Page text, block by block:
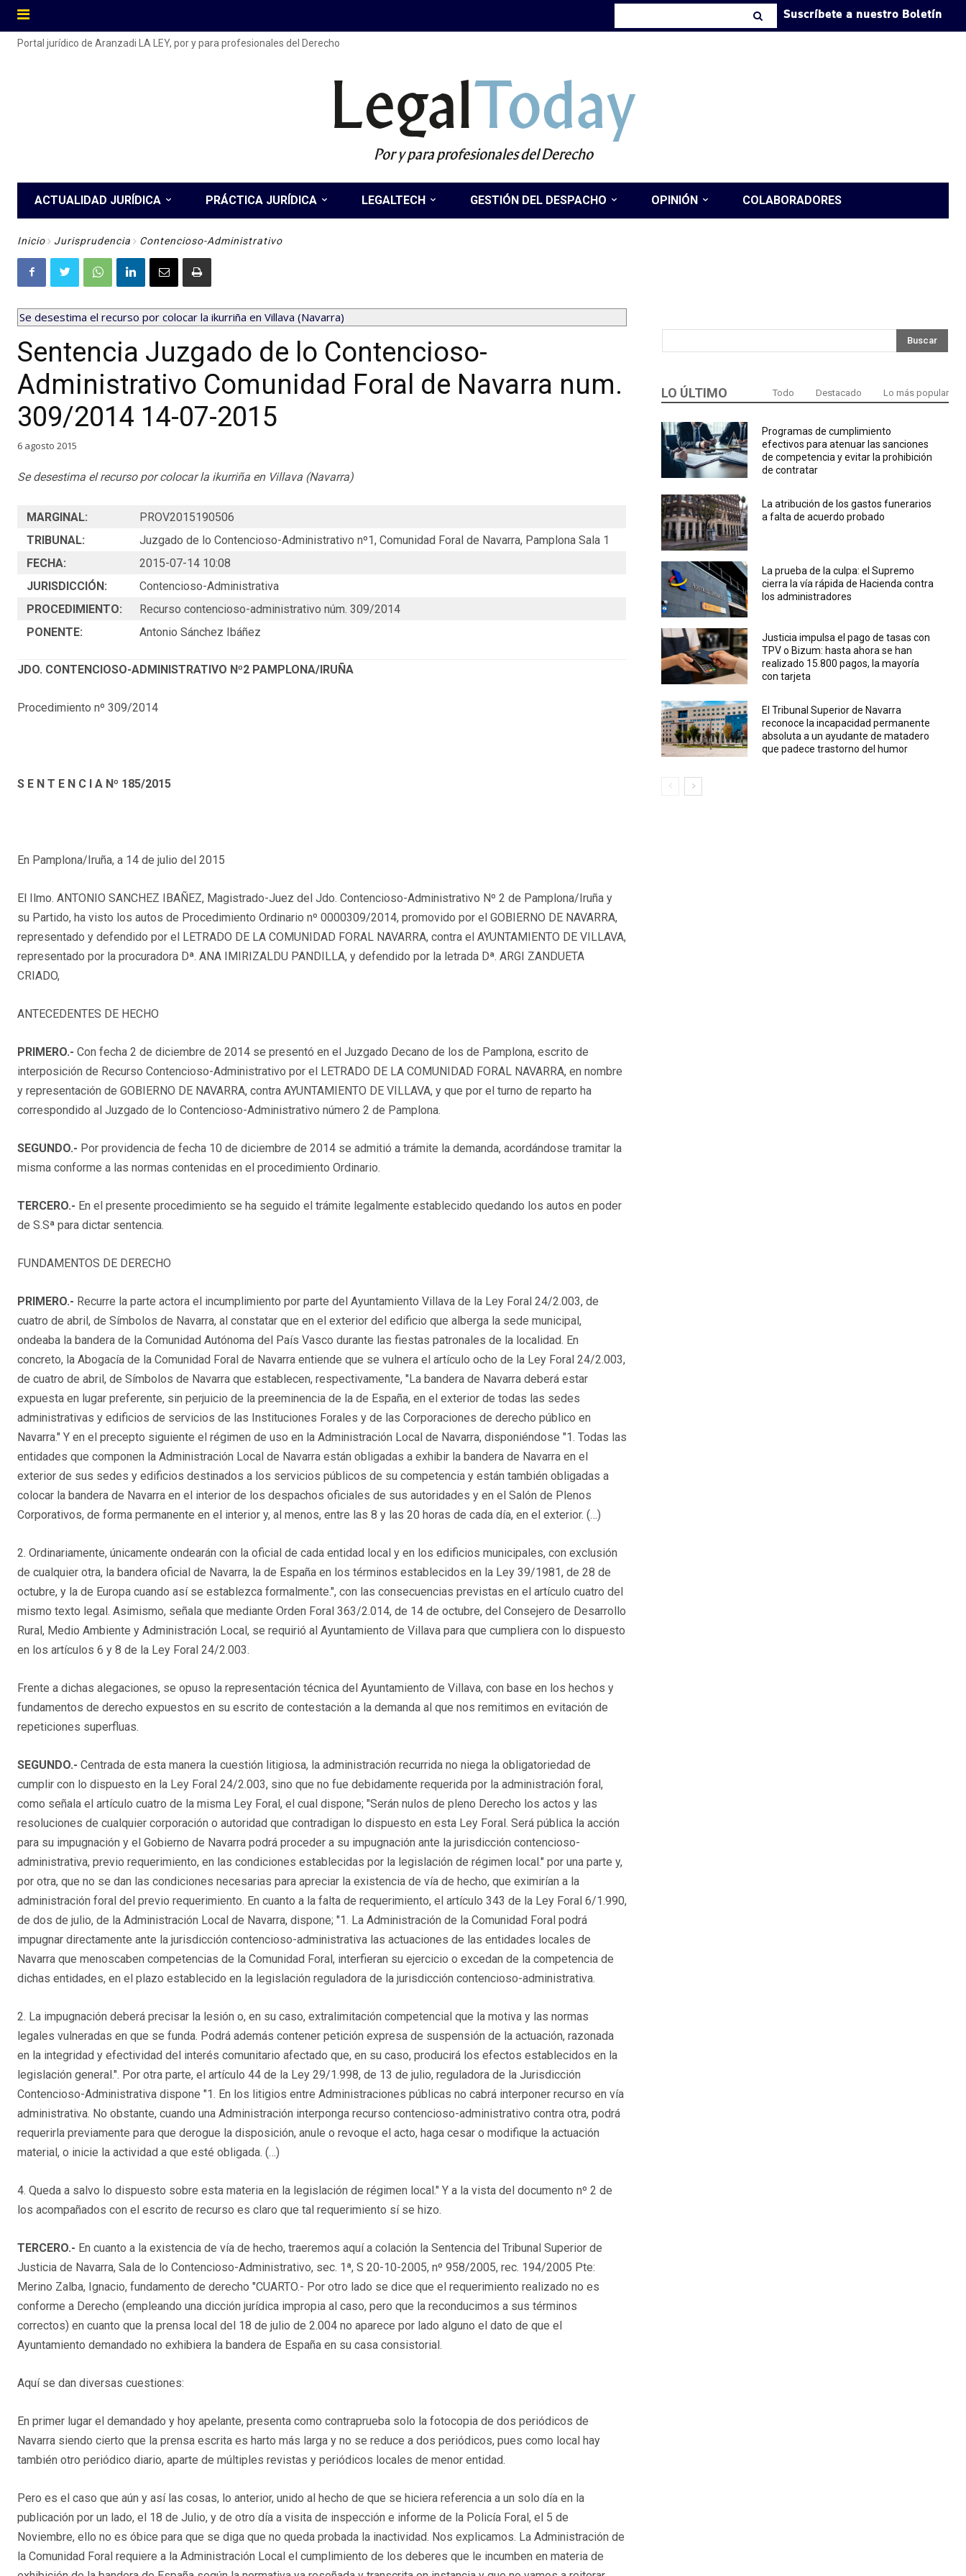
Suscríbete a nuestro Boletín
Portal jurídico de Aranzadi LA LEY, por y para profesionales del Derecho
LegalToday
Por y para profesionales del Derecho
ACTUALIDAD JURÍDICA PRÁCTICA JURÍDICA LEGALTECH GESTIÓN DEL DESPACHO OPINIÓN COLABORADORES
Inicio Jurisprudencia Contencioso-Administrativo
Se desestima el recurso por colocar la ikurriña en Villava (Navarra)
Sentencia Juzgado de lo Contencioso-
Administrativo Comunidad Foral de Navarra num.
309/2014 14-07-2015
6 agosto 2015
Se desestima el recurso por colocar la ikurriña en Villava (Navarra)
MARGINAL:
PROV2015190506
TRIBUNAL:
Juzgado de lo Contencioso-Administrativo nº1, Comunidad Foral de Navarra, Pamplona Sala 1
FECHA:
2015-07-14 10:08
JURISDICCIÓN:
Contencioso-Administrativa
PROCEDIMIENTO:
Recurso contencioso-administrativo núm. 309/2014
PONENTE:
Antonio Sánchez Ibáñez
JDO. CONTENCIOSO-ADMINISTRATIVO Nº2 PAMPLONA/IRUÑA
Procedimiento nº 309/2014
S E N T E N C I A Nº 185/2015
En Pamplona/Iruña, a 14 de julio del 2015
El Ilmo. ANTONIO SANCHEZ IBAÑEZ, Magistrado-Juez del Jdo. Contencioso-Administrativo Nº 2 de Pamplona/Iruña y
su Partido, ha visto los autos de Procedimiento Ordinario nº 0000309/2014, promovido por el GOBIERNO DE NAVARRA,
representado y defendido por el LETRADO DE LA COMUNIDAD FORAL NAVARRA, contra el AYUNTAMIENTO DE VILLAVA,
representado por la procuradora Dª. ANA IMIRIZALDU PANDILLA, y defendido por la letrada Dª. ARGI ZANDUETA
CRIADO,
ANTECEDENTES DE HECHO
PRIMERO.- Con fecha 2 de diciembre de 2014 se presentó en el Juzgado Decano de los de Pamplona, escrito de
interposición de Recurso Contencioso-Administrativo por el LETRADO DE LA COMUNIDAD FORAL NAVARRA, en nombre
y representación de GOBIERNO DE NAVARRA, contra AYUNTAMIENTO DE VILLAVA, y que por el turno de reparto ha
correspondido al Juzgado de lo Contencioso-Administrativo número 2 de Pamplona.
SEGUNDO.- Por providencia de fecha 10 de diciembre de 2014 se admitió a trámite la demanda, acordándose tramitar la
misma conforme a las normas contenidas en el procedimiento Ordinario.
TERCERO.- En el presente procedimiento se ha seguido el trámite legalmente establecido quedando los autos en poder
de S.Sª para dictar sentencia.
FUNDAMENTOS DE DERECHO
PRIMERO.- Recurre la parte actora el incumplimiento por parte del Ayuntamiento Villava de la Ley Foral 24/2.003, de
cuatro de abril, de Símbolos de Navarra, al constatar que en el exterior del edificio que alberga la sede municipal,
ondeaba la bandera de la Comunidad Autónoma del País Vasco durante las fiestas patronales de la localidad. En
concreto, la Abogacía de la Comunidad Foral de Navarra entiende que se vulnera el artículo ocho de la Ley Foral 24/2.003,
de cuatro de abril, de Símbolos de Navarra que establecen, respectivamente, "La bandera de Navarra deberá estar
expuesta en lugar preferente, sin perjuicio de la preeminencia de la de España, en el exterior de todas las sedes
administrativas y edificios de servicios de las Instituciones Forales y de las Corporaciones de derecho público en
Navarra." Y en el precepto siguiente el régimen de uso en la Administración Local de Navarra, disponiéndose "1. Todas las
entidades que componen la Administración Local de Navarra están obligadas a exhibir la bandera de Navarra en el
exterior de sus sedes y edificios destinados a los servicios públicos de su competencia y están también obligadas a
colocar la bandera de Navarra en el interior de los despachos oficiales de sus autoridades y en el Salón de Plenos
Corporativos, de forma permanente en el interior y, al menos, entre las 8 y las 20 horas de cada día, en el exterior. (…)
2. Ordinariamente, únicamente ondearán con la oficial de cada entidad local y en los edificios municipales, con exclusión
de cualquier otra, la bandera oficial de Navarra, la de España en los términos establecidos en la Ley 39/1981, de 28 de
octubre, y la de Europa cuando así se establezca formalmente.", con las consecuencias previstas en el artículo cuatro del
mismo texto legal. Asimismo, señala que mediante Orden Foral 363/2.014, de 14 de octubre, del Consejero de Desarrollo
Rural, Medio Ambiente y Administración Local, se requirió al Ayuntamiento de Villava para que cumpliera con lo dispuesto
en los artículos 6 y 8 de la Ley Foral 24/2.003.
Frente a dichas alegaciones, se opuso la representación técnica del Ayuntamiento de Villava, con base en los hechos y
fundamentos de derecho expuestos en su escrito de contestación a la demanda al que nos remitimos en evitación de
repeticiones superfluas.
SEGUNDO.- Centrada de esta manera la cuestión litigiosa, la administración recurrida no niega la obligatoriedad de
cumplir con lo dispuesto en la Ley Foral 24/2.003, sino que no fue debidamente requerida por la administración foral,
como señala el artículo cuatro de la misma Ley Foral, el cual dispone; "Serán nulos de pleno Derecho los actos y las
resoluciones de cualquier corporación o autoridad que contradigan lo dispuesto en esta Ley Foral. Será pública la acción
para su impugnación y el Gobierno de Navarra podrá proceder a su impugnación ante la jurisdicción contencioso-
administrativa, previo requerimiento, en las condiciones establecidas por la legislación de régimen local." por una parte y,
por otra, que no se dan las condiciones necesarias para apreciar la existencia de vía de hecho, que eximirían a la
administración foral del previo requerimiento. En cuanto a la falta de requerimiento, el artículo 343 de la Ley Foral 6/1.990,
de dos de julio, de la Administración Local de Navarra, dispone; "1. La Administración de la Comunidad Foral podrá
impugnar directamente ante la jurisdicción contencioso-administrativa las actuaciones de las entidades locales de
Navarra que menoscaben competencias de la Comunidad Foral, interfieran su ejercicio o excedan de la competencia de
dichas entidades, en el plazo establecido en la legislación reguladora de la jurisdicción contencioso-administrativa.
2. La impugnación deberá precisar la lesión o, en su caso, extralimitación competencial que la motiva y las normas
legales vulneradas en que se funda. Podrá además contener petición expresa de suspensión de la actuación, razonada
en la integridad y efectividad del interés comunitario afectado que, en su caso, producirá los efectos establecidos en la
legislación general.". Por otra parte, el artículo 44 de la Ley 29/1.998, de 13 de julio, reguladora de la Jurisdicción
Contencioso-Administrativa dispone "1. En los litigios entre Administraciones públicas no cabrá interponer recurso en vía
administrativa. No obstante, cuando una Administración interponga recurso contencioso-administrativo contra otra, podrá
requerirla previamente para que derogue la disposición, anule o revoque el acto, haga cesar o modifique la actuación
material, o inicie la actividad a que esté obligada. (…)
4. Queda a salvo lo dispuesto sobre esta materia en la legislación de régimen local." Y a la vista del documento nº 2 de
los acompañados con el escrito de recurso es claro que tal requerimiento sí se hizo.
TERCERO.- En cuanto a la existencia de vía de hecho, traeremos aquí a colación la Sentencia del Tribunal Superior de
Justicia de Navarra, Sala de lo Contencioso-Administrativo, sec. 1ª, S 20-10-2005, nº 958/2005, rec. 194/2005 Pte:
Merino Zalba, Ignacio, fundamento de derecho "CUARTO.- Por otro lado se dice que el requerimiento realizado no es
conforme a Derecho (empleando una dicción jurídica impropia al caso, pero que la reconducimos a sus términos
correctos) en cuanto que la prensa local del 18 de julio de 2.004 no aparece por lado alguno el dato de que el
Ayuntamiento demandado no exhibiera la bandera de España en su casa consistorial.
Aquí se dan diversas cuestiones:
En primer lugar el demandado y hoy apelante, presenta como contraprueba solo la fotocopia de dos periódicos de
Navarra siendo cierto que la prensa escrita es harto más larga y no se reduce a dos periódicos, pues como local hay
también otro periódico diario, aparte de múltiples revistas y periódicos locales de menor entidad.
Pero es el caso que aún y así las cosas, lo anterior, unido al hecho de que se hiciera referencia a un solo día en la
publicación por un lado, el 18 de Julio, y de otro día a visita de inspección e informe de la Policía Foral, el 5 de
Noviembre, ello no es óbice para que se diga que no queda probada la inactividad. Nos explicamos. La Administración de
la Comunidad Foral requiere a la Administración Local el cumplimiento de los deberes que le incumben en materia de
Buscar
LO ÚLTIMO Todo Destacado Lo más popular
Programas de cumplimiento
efectivos para atenuar las sanciones
de competencia y evitar la prohibición
de contratar
La atribución de los gastos funerarios
a falta de acuerdo probado
La prueba de la culpa: el Supremo
cierra la vía rápida de Hacienda contra
los administradores
Justicia impulsa el pago de tasas con
TPV o Bizum: hasta ahora se han
realizado 15.800 pagos, la mayoría
con tarjeta
El Tribunal Superior de Navarra
reconoce la incapacidad permanente
absoluta a un ayudante de matadero
que padece trastorno del humor